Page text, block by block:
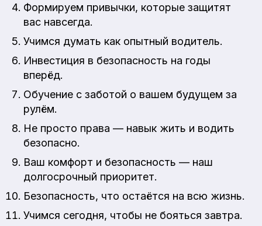
Формируем привычки, которые защитят
вас навсегда.
Учимся думать как опытный водитель.
Инвестиция в безопасность на годы
вперёд.
Обучение с заботой о вашем будущем за
рулём.
Не просто права — навык жить и водить
безопасно.
Ваш комфорт и безопасность — наш
долгосрочный приоритет.
Безопасность, что остаётся на всю жизнь.
Учимся сегодня, чтобы не бояться завтра.